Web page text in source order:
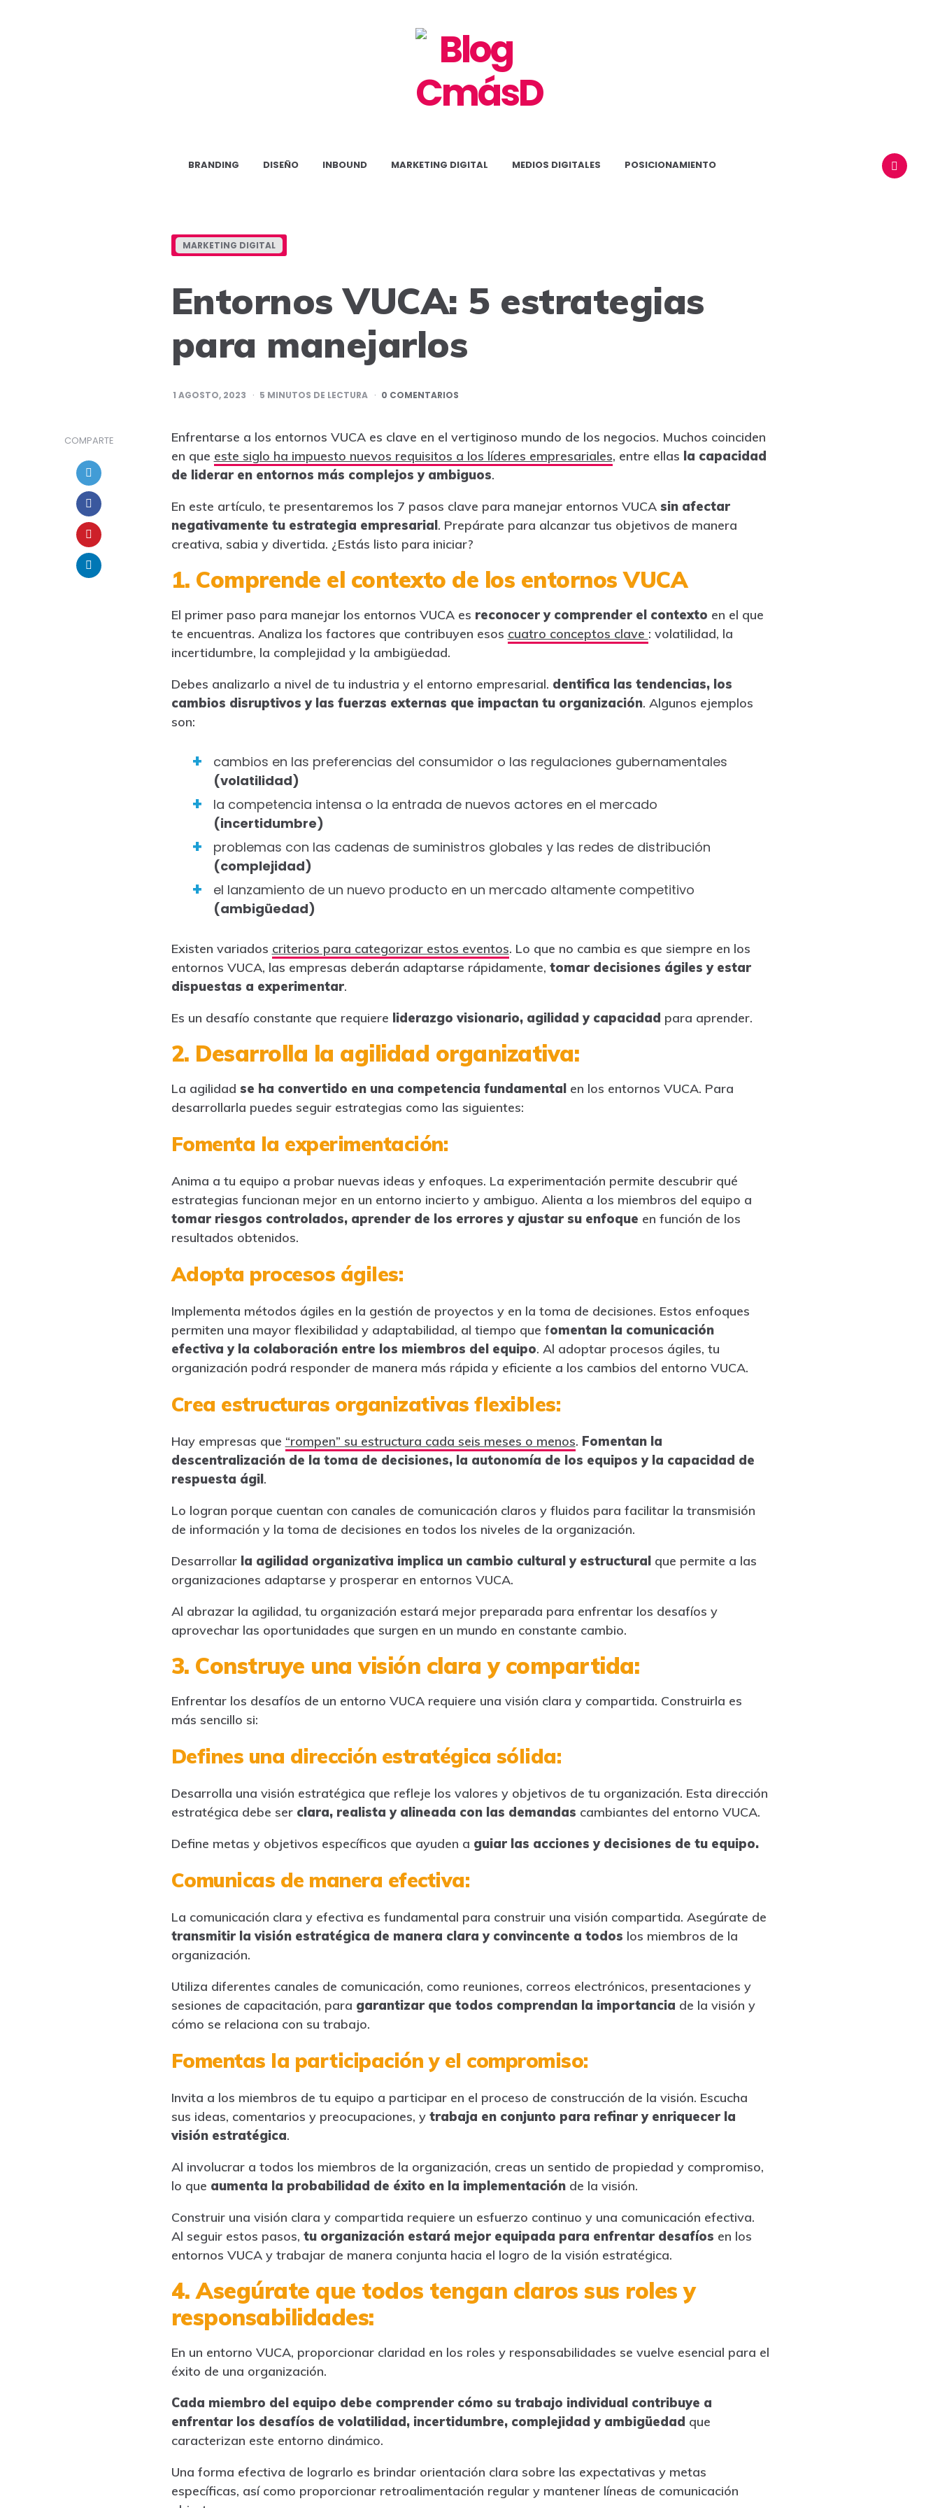
CmásD
BRANDING DISEÑO INBOUND MARKETING DIGITAL MEDIOS DIGITALES
POSICIONAMIENTO
MARKETING DIGITAL
Entornos VUCA: 5 estrategias
para manejarlos
1 AGOSTO, 2023 5 MINUTOS DE LECTURA 0 COMENTARIOS
COMPARTE
Enfrentarse a los entornos VUCA es clave en el vertiginoso mundo de los negocios. Muchos coinciden
en que este siglo ha impuesto nuevos requisitos a los líderes empresariales, entre ellas la capacidad
de liderar en entornos más complejos y ambiguos.
En este artículo, te presentaremos los 7 pasos clave para manejar entornos VUCA sin afectar
negativamente tu estrategia empresarial. Prepárate para alcanzar tus objetivos de manera
creativa, sabia y divertida. ¿Estás listo para iniciar?
1. Comprende el contexto de los entornos VUCA
El primer paso para manejar los entornos VUCA es reconocer y comprender el contexto en el que
te encuentras. Analiza los factores que contribuyen esos cuatro conceptos clave : volatilidad, la
incertidumbre, la complejidad y la ambigüedad.
Debes analizarlo a nivel de tu industria y el entorno empresarial. dentifica las tendencias, los
cambios disruptivos y las fuerzas externas que impactan tu organización. Algunos ejemplos
son:
cambios en las preferencias del consumidor o las regulaciones gubernamentales
(volatilidad)
la competencia intensa o la entrada de nuevos actores en el mercado
(incertidumbre)
problemas con las cadenas de suministros globales y las redes de distribución
(complejidad)
el lanzamiento de un nuevo producto en un mercado altamente competitivo
(ambigüedad)
Existen variados criterios para categorizar estos eventos. Lo que no cambia es que siempre en los
entornos VUCA, las empresas deberán adaptarse rápidamente, tomar decisiones ágiles y estar
dispuestas a experimentar.
Es un desafío constante que requiere liderazgo visionario, agilidad y capacidad para aprender.
2. Desarrolla la agilidad organizativa:
La agilidad se ha convertido en una competencia fundamentalen los entornos VUCA. Para
desarrollarla puedes seguir estrategias como las siguientes:
Fomenta la experimentación:
Anima a tu equipo a probar nuevas ideas y enfoques. La experimentación permite descubrir qué
estrategias funcionan mejor en un entorno incierto y ambiguo. Alienta a los miembros del equipo a
tomar riesgos controlados, aprender de los errores y ajustar su enfoque en función de los
resultados obtenidos.
Adopta procesos ágiles:
Implementa métodos ágiles en la gestión de proyectos y en la toma de decisiones. Estos enfoques
permiten una mayor flexibilidad y adaptabilidad, al tiempo que fomentan la comunicación
efectiva y la colaboración entre los miembros del equipo. Al adoptar procesos ágiles, tu
organización podrá responder de manera más rápida y eficiente a los cambios del entorno VUCA.
Crea estructuras organizativas flexibles:
Hay empresas que “rompen” su estructura cada seis meses o menos. Fomentan la
descentralización de la toma de decisiones, la autonomía de los equipos y la capacidad de
respuesta ágil.
Lo logran porque cuentan con canales de comunicación claros y fluidos para facilitar la transmisión
de información y la toma de decisiones en todos los niveles de la organización.
Desarrollar la agilidad organizativa implica un cambio cultural y estructural que permite a las
organizaciones adaptarse y prosperar en entornos VUCA.
Al abrazar la agilidad, tu organización estará mejor preparada para enfrentar los desafíos y
aprovechar las oportunidades que surgen en un mundo en constante cambio.
3. Construye una visión clara y compartida:
Enfrentar los desafíos de un entorno VUCA requiere una visión clara y compartida. Construirla es
más sencillo si:
Defines una dirección estratégica sólida:
Desarrolla una visión estratégica que refleje los valores y objetivos de tu organización. Esta dirección
estratégica debe ser clara, realista y alineada con las demandas cambiantes del entorno VUCA.
Define metas y objetivos específicos que ayuden a guiar las acciones y decisiones de tu equipo.
Comunicas de manera efectiva:
La comunicación clara y efectiva es fundamental para construir una visión compartida. Asegúrate de
transmitir la visión estratégica de manera clara y convincente a todos los miembros de la
organización.
Utiliza diferentes canales de comunicación, como reuniones, correos electrónicos, presentaciones y
sesiones de capacitación, para garantizar que todos comprendan la importancia de la visión y
cómo se relaciona con su trabajo.
Fomentas la participación y el compromiso:
Invita a los miembros de tu equipo a participar en el proceso de construcción de la visión. Escucha
sus ideas, comentarios y preocupaciones, ytrabaja en conjunto para refinar y enriquecer la
visión estratégica.
Al involucrar a todos los miembros de la organización, creas un sentido de propiedad y compromiso,
lo que aumenta la probabilidad de éxito en la implementaciónde la visión.
Construir una visión clara y compartida requiere un esfuerzo continuo y una comunicación efectiva.
Al seguir estos pasos, tu organización estará mejor equipada para enfrentar desafíos en los
entornos VUCA y trabajar de manera conjunta hacia el logro de la visión estratégica.
4. Asegúrate que todos tengan claros sus roles y
responsabilidades:
En un entorno VUCA, proporcionar claridad en los roles y responsabilidades se vuelve esencial para el
éxito de una organización.
Cada miembro del equipo debe comprender cómo su trabajo individual contribuye a
enfrentar los desafíos de volatilidad, incertidumbre, complejidad y ambigüedad que
caracterizan este entorno dinámico.
Una forma efectiva de lograrlo es brindar orientación clara sobre las expectativas y metas
específicas, así como proporcionar retroalimentación regular y mantener líneas de comunicación